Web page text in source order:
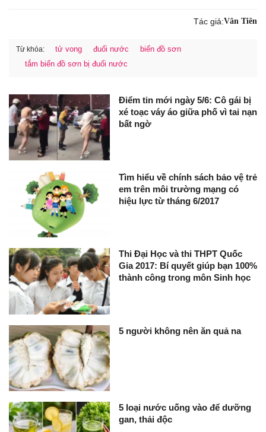
Tác giả:Vân Tiên
Từ khóa: tử vong đuối nước
biển đồ sơn
tắm biển đồ sơn bị đuối nước
Điểm tin mới ngày 5/6: Cô gái bị
xé toạc váy áo giữa phố vì tai nạn
bất ngờ
Tìm hiểu về chính sách bảo vệ trẻ
em trên môi trường mạng có
hiệu lực từ tháng 6/2017
Thi Đại Học và thi THPT Quốc
Gia 2017: Bí quyết giúp bạn 100%
thành công trong môn Sinh học
5 người không nên ăn quả na
5 loại nước uống vào để dưỡng
gan, thải độc